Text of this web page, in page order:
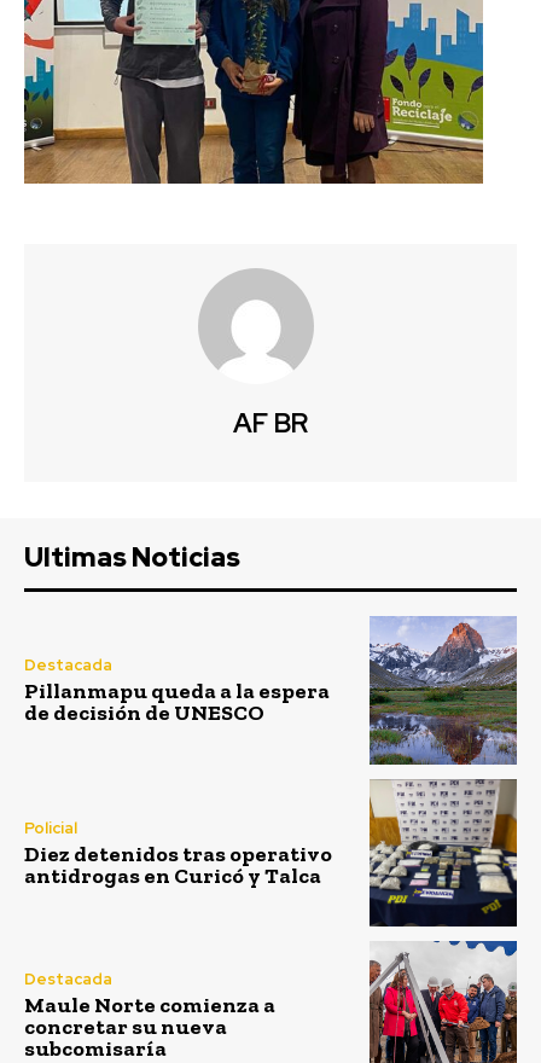
AF BR
Ultimas Noticias
Destacada
Pillanmapu queda a la espera
de decisión de UNESCO
Policial
Diez detenidos tras operativo
antidrogas en Curicó y Talca
Destacada
Maule Norte comienza a
concretar su nueva
subcomisaría